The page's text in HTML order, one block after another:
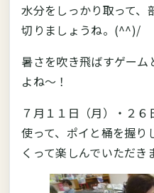
水分をしっかり取って、
切りましょうね。(^^)/
暑さを吹き飛ばすゲー
よね～！
７月１１日（月）・２
使って、ポイと桶を握り
くって楽しんでいただき